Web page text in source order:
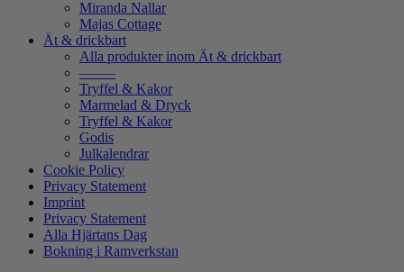
Miranda Nallar
Majas Cottage
Ät & drickbart
Alla produkter inom Ät & drickbart
——–
Tryffel & Kakor
Marmelad & Dryck
Tryffel & Kakor
Godis
Julkalendrar
Cookie Policy
Privacy Statement
Imprint
Privacy Statement
Alla Hjärtans Dag
Bokning i Ramverkstan